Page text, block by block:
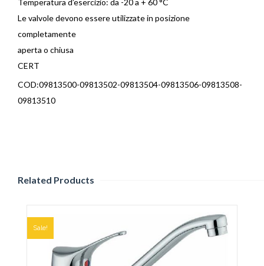
Temperatura d’esercizio: da -20 a + 60 °C
Le valvole devono essere utilizzate in posizione
completamente
aperta o chiusa
CERT
COD:09813500-09813502-09813504-09813506-09813508-
09813510
Related Products
Sale!